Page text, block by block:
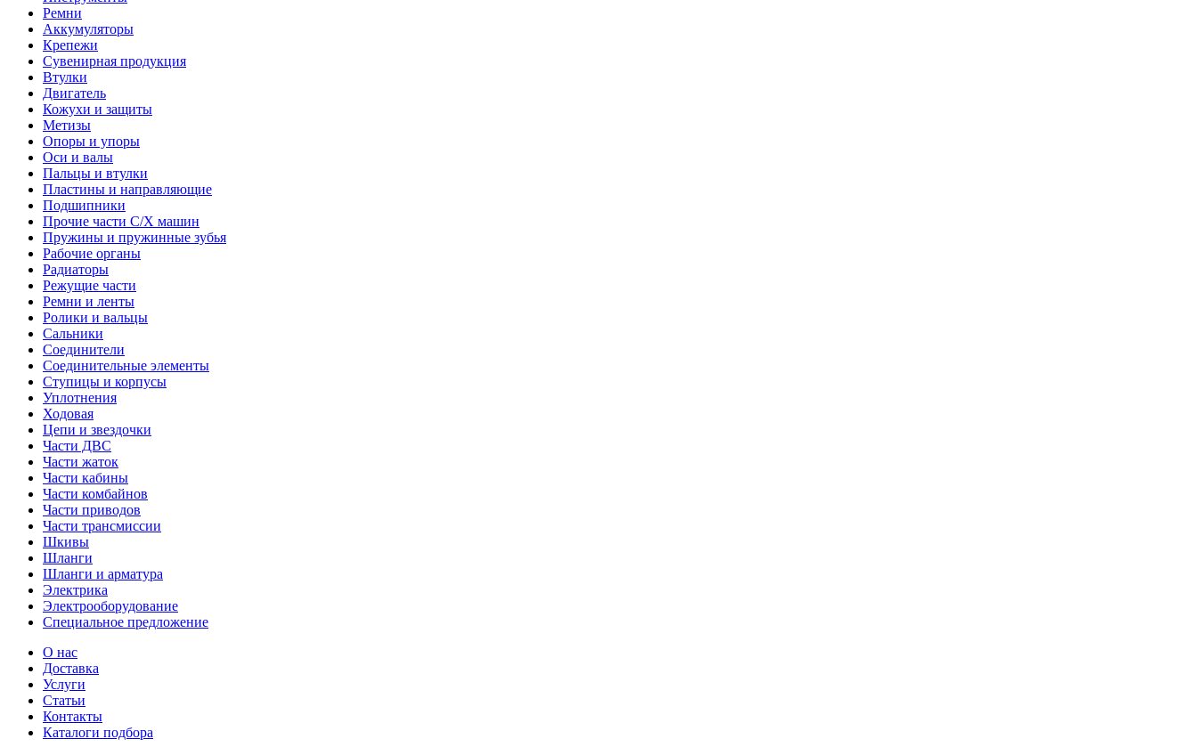
Ремни
Аккумуляторы
Крепежи
Сувенирная продукция
Втулки
Двигатель
Кожухи и защиты
Метизы
Опоры и упоры
Оси и валы
Пальцы и втулки
Пластины и направляющие
Подшипники
Прочие части С/Х машин
Пружины и пружинные зубья
Рабочие органы
Радиаторы
Режущие части
Ремни и ленты
Ролики и вальцы
Сальники
Соединители
Соединительные элементы
Ступицы и корпусы
Уплотнения
Ходовая
Цепи и звездочки
Части ДВС
Части жаток
Части кабины
Части комбайнов
Части приводов
Части трансмиссии
Шкивы
Шланги
Шланги и арматура
Электрика
Электрооборудование
Специальное предложение
О нас
Доставка
Услуги
Статьи
Контакты
Каталоги подбора